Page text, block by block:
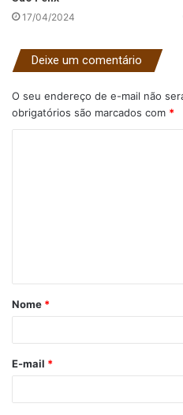
17/04/2024
Deixe um comentário
O seu endereço de e-mail não
obrigatórios são marcados com *
á
r
*
Nome *
E-mail *